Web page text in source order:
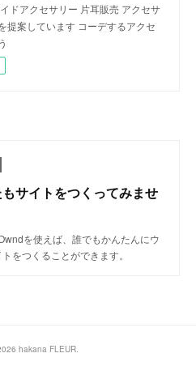
ドアクセサリー 片耳販売 アクセサ
提案しています コーデするアクセ
サイトをつくってみませ
を使えば、誰でもかんたんにウ
をつくることができます。
hakana FLEUR.